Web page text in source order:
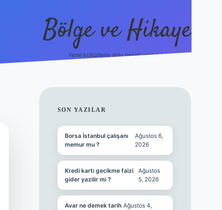
Bölge ve Hikaye
Yerel kültürlerle dolu neşeli yolculuk!
SIDEBAR
SON YAZILAR
Borsa İstanbul çalışanı
memur mu ?
Ağustos 6,
2026
Kredi kartı gecikme faizi
gider yazilir mi ?
Ağustos
5, 2026
Avar ne demek tarih Ağustos 4,
grand opera